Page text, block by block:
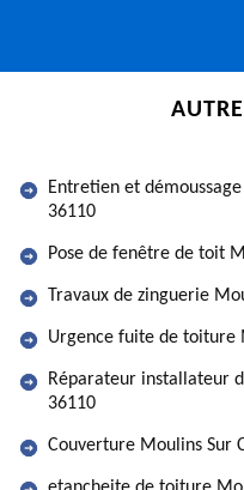
Entretien et
36110
Pose de fenêtre de toit
Travaux de zinguerie
Urgence fuite de toiture
Réparateur installateur
36110
Couverture Moulins Sur